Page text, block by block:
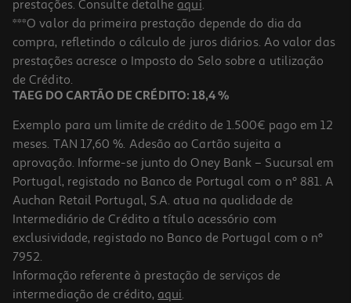
prestações. Consulte detalhe aqui.
***O valor da primeira prestação depende do dia da
compra, refletindo o cálculo de juros diários. Ao valor das
prestações acresce o Imposto do Selo sobre a utilização
de Crédito.
TAEG DO CARTÃO DE CRÉDITO: 18,4 %
Exemplo para um limite de crédito de 1.500€ pago em 12
meses. TAN 17,60 %. Adesão ao Cartão sujeita a
aprovação. Informe-se junto do Oney Bank – Sucursal em
Portugal, registado no Banco de Portugal com o nº 881. A
Auchan Retail Portugal, S.A. atua na qualidade de
Intermediário de Crédito a título acessório com
exclusividade, registado no Banco de Portugal com o nº
7952.
Informação referente à prestação de serviços de
intermediação de crédito, aqui.